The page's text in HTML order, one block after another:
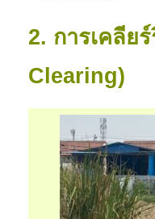
2. การเคลีย
Clearing)